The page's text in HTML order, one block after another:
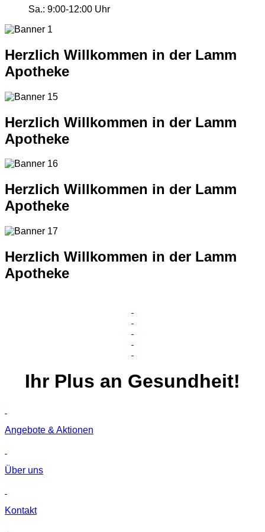
Sa.: 9:00-12:00 Uhr
Herzlich Willkommen in der Lamm
Apotheke
Herzlich Willkommen in der Lamm
Apotheke
Herzlich Willkommen in der Lamm
Apotheke
Herzlich Willkommen in der Lamm
Apotheke
Ihr Plus an Gesundheit!
Angebote & Aktionen
Über uns
Kontakt